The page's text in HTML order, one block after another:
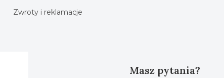
Zwroty i reklamacje
Masz pytania?